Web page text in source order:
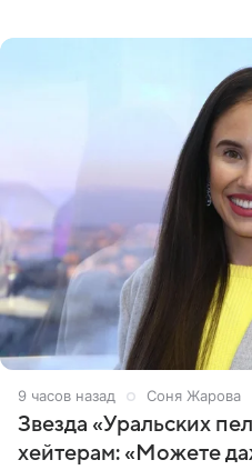
9 часов назад Соня Жарова
Звезда «Уральских
хейтерам: «Можете